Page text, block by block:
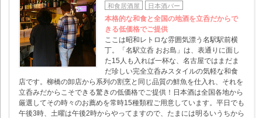
和食居酒屋
日本酒バー
本格的な和食と全国の地酒を立呑だからで
きる低価格でご提供
ここは昭和レトロな雰囲気漂う名駅駅前横
丁。「名駅立呑 おお島」は、表通りに面し
た15人も入れば一杯な、名古屋ではまだま
だ珍しい完全立呑みスタイルの気軽な和食
店です。柳橋の卸店から系列の割烹と同じ品質の鮮魚を仕入れ、それを
立呑みだからこそできる驚きの低価格でご提供！日本酒は全国各地から
厳選してその時々のお薦めを常時15種類程ご用意しています。平日でも
午後3時、土曜は午後2時からやってますので、たまには明るいうちから